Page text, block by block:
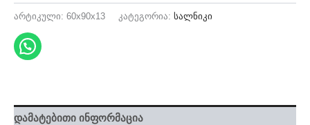
არტიკული: 60x90x13 კატეგორია: სალნიკი
დამატებითი ინფორმაცია